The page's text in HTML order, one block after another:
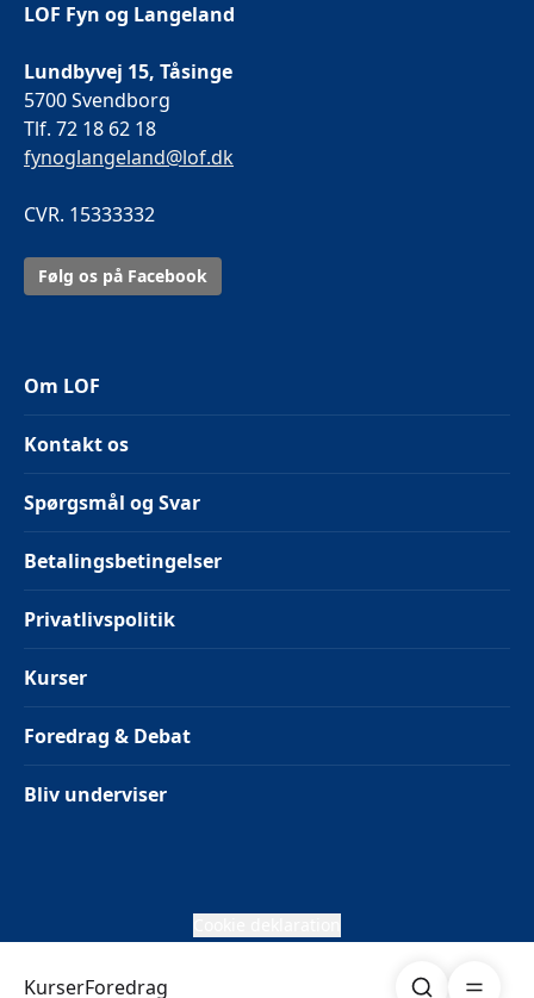
KurserForedrag Søg
LOF Fyn og Langeland
Lundbyvej 15, Tåsinge
5700 Svendborg
Tlf. 72 18 62 18
fynoglangeland@lof.dk
CVR. 15333332
Følg os på Facebook
Om LOF
Kontakt os
Spørgsmål og Svar
Betalingsbetingelser
Privatlivspolitik
Kurser
Foredrag & Debat
Bliv underviser